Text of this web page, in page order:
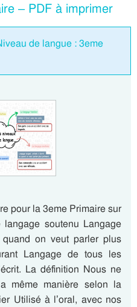
– PDF à imprimer
de langue : 3eme
pour la 3eme Primaire sur
soutenu Langage
on veut parler plus
Langage de tous les
La définition Nous ne
même manière selon la
Utilisé à l’oral, avec nos